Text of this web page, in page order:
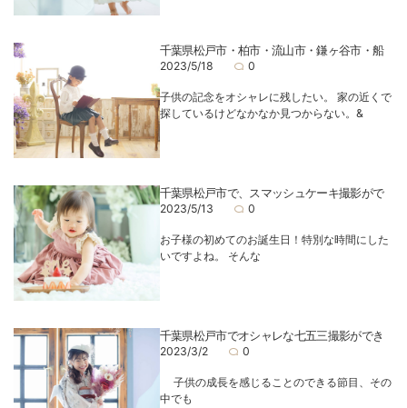
千葉県松戸市・柏市・流山市・鎌ヶ谷市・船
2023/5/18 0
子供の記念をオシャレに残したい。 家の近くで
探しているけどなかなか見つからない。&
千葉県松戸市で、スマッシュケーキ撮影がで
2023/5/13 0
お子様の初めてのお誕生日！特別な時間にした
いですよね。 そんな
千葉県松戸市でオシャレな七五三撮影ができ
2023/3/2 0
子供の成長を感じることのできる節目、その
中でも